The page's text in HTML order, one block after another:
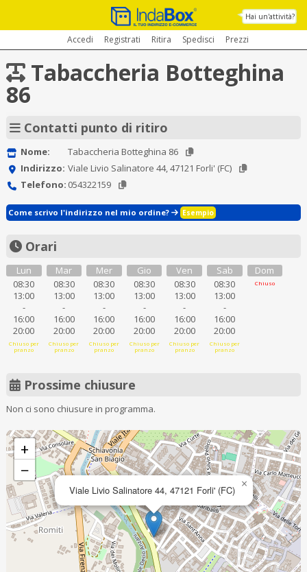
Hai un'attività?
Accedi Registrati Ritira Spedisci Prezzi
Tabaccheria Botteghina
86
Contatti punto di ritiro
Nome:
Tabaccheria Botteghina 86
Indirizzo: Viale Livio Salinatore 44, 47121 Forli' (FC)
Telefono: 054322159
Come scrivo l'indirizzo nel mio ordine? Esempio
Orari
Lun
08:30
13:00
-
16:00
20:00
Chiuso per
pranzo
Mar
08:30
13:00
-
16:00
20:00
Chiuso per
pranzo
Mer
08:30
13:00
-
16:00
20:00
Chiuso per
pranzo
Gio
08:30
13:00
-
16:00
20:00
Chiuso per
pranzo
Ven
08:30
13:00
-
16:00
20:00
Chiuso per
pranzo
Sab
08:30
13:00
-
16:00
20:00
Chiuso per
pranzo
Dom
Chiuso
Prossime chiusure
Non ci sono chiusure in programma.
Viale Livio Salinatore 44, 47121 Forli' (FC) ×
+
−